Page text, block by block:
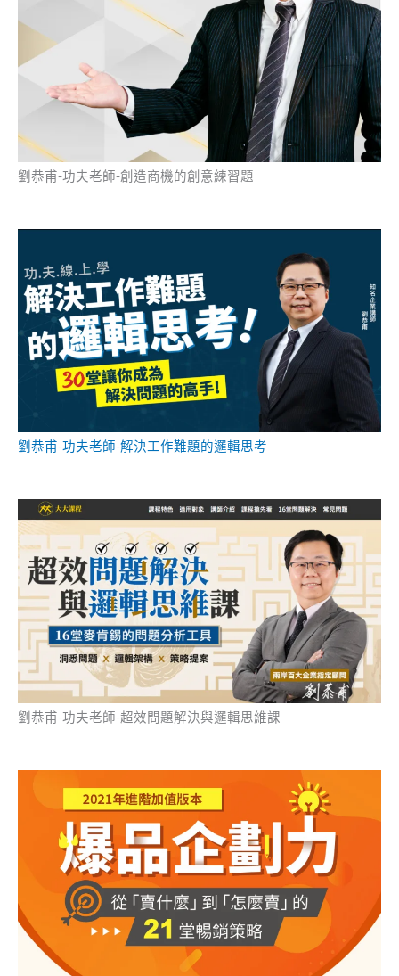
劉恭甫-功夫老師-創造商機的創意練習題
劉恭甫-功夫老師-解決工作難題的邏輯思考
劉恭甫-功夫老師-超效問題解決與邏輯思維課